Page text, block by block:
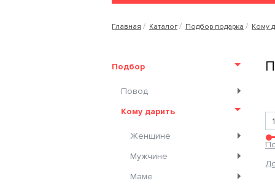
Главная Каталог Подбор подарка Кому
Подбор
Повод
Кому дарить
Женщине
Мужчине
Маме